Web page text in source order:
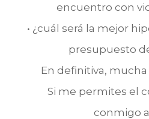
encuentro con
• ¿cuál será la mejor
presupuesto
En definitiva,
Si me permites el
conmigo